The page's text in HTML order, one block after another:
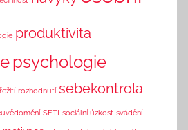
produktivita
psychologie
rozhodnutí sebekontrola
SETI sociální úzkost svádění